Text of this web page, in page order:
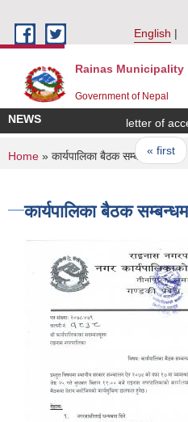
English
Rainas Municipality
Government of Nepal
NEWS letter of
Pages
« first
You are here
Home » कार्यपालिका बैठक सम्बन्धमा |
कार्यपालिका बैठक